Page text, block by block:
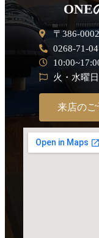
ONE
〒386-
0268-71-
火・水曜
来店のご